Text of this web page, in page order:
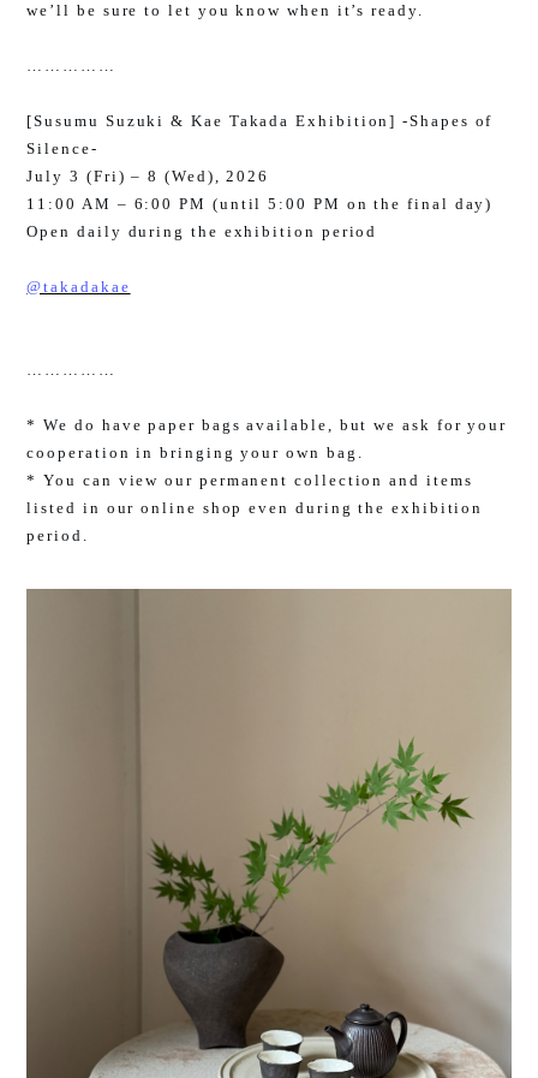
we’ll be sure to let you know when it’s ready.
……………
[Susumu Suzuki & Kae Takada Exhibition] -Shapes of
Silence-
July 3 (Fri) – 8 (Wed), 2026
11:00 AM – 6:00 PM (until 5:00 PM on the final day)
Open daily during the exhibition period
@takadakae
……………
* We do have paper bags available, but we ask for your
cooperation in bringing your own bag.
* You can view our permanent collection and items
listed in our online shop even during the exhibition
period.